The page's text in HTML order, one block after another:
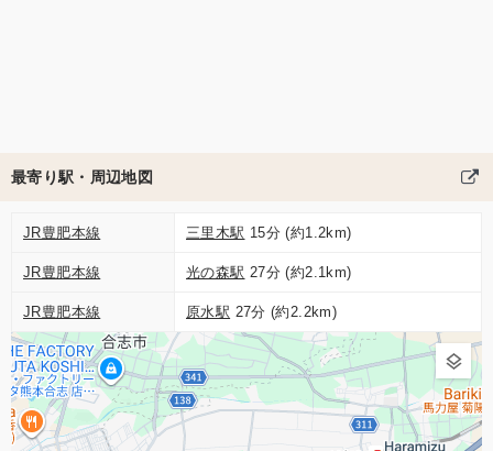
最寄り駅・周辺地図
JR豊肥本線 三里木駅 15分 (約1.2km)
JR豊肥本線 光の森駅 27分 (約2.1km)
JR豊肥本線 原水駅 27分 (約2.2km)